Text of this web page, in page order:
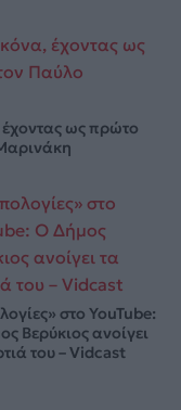
έχοντας ως πρώτο
στο YouTube:
Βερύκιος ανοίγει
του – Vidcast